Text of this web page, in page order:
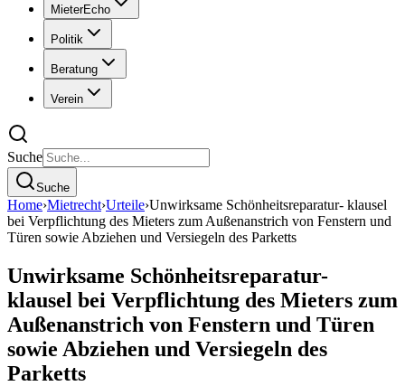
MieterEcho
Politik
Beratung
Verein
Suche
Suche
Home›Mietrecht›Urteile›Unwirksame Schönheitsreparatur- klausel
bei Verpflichtung des Mieters zum Außenanstrich von Fenstern und
Türen sowie Abziehen und Versiegeln des Parketts
Unwirksame Schönheitsreparatur-
klausel bei Verpflichtung des Mieters zum
Außenanstrich von Fenstern und Türen
sowie Abziehen und Versiegeln des
Parketts